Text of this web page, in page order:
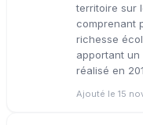
territoire sur
comprenant
richesse
apportant
réalisé en
Ajouté le 15